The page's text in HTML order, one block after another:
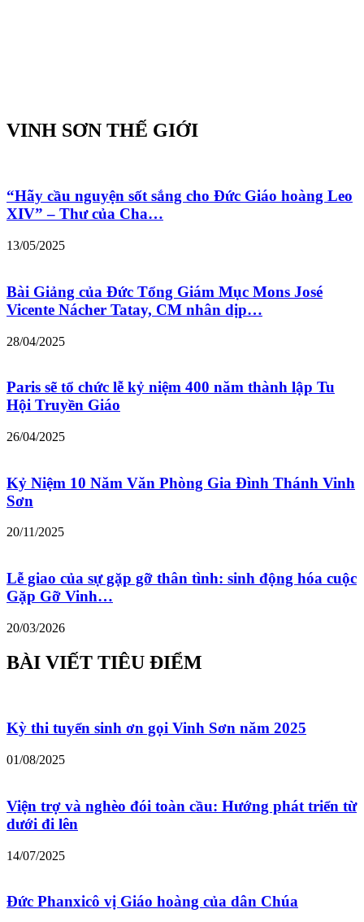
VINH SƠN THẾ GIỚI
“Hãy cầu nguyện sốt sắng cho Đức Giáo hoàng Leo
XIV” – Thư của Cha…
13/05/2025
Bài Giảng của Đức Tổng Giám Mục Mons José
Vicente Nácher Tatay, CM nhân dịp…
28/04/2025
Paris sẽ tổ chức lễ kỷ niệm 400 năm thành lập Tu
Hội Truyền Giáo
26/04/2025
Kỷ Niệm 10 Năm Văn Phòng Gia Đình Thánh Vinh
Sơn
20/11/2025
Lễ giao của sự gặp gỡ thân tình: sinh động hóa cuộc
Gặp Gỡ Vinh…
20/03/2026
BÀI VIẾT TIÊU ĐIỂM
Kỳ thi tuyển sinh ơn gọi Vinh Sơn năm 2025
01/08/2025
Viện trợ và nghèo đói toàn cầu: Hướng phát triển từ
dưới đi lên
14/07/2025
Đức Phanxicô vị Giáo hoàng của dân Chúa